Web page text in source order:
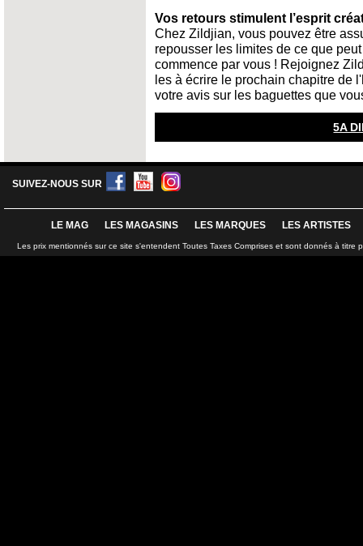
Vos retours stimulent l’esprit
Chez Zildjian, vous pouvez être
repousser les limites de ce que
commence par vous ! Rejoignez
les à écrire le prochain chapitre de
votre avis sur les baguettes que
5A
SUIVEZ-NOUS SUR
LE MAG LES MAGASINS LES MARQUES LES ARTISTES
Les prix mentionnés sur ce site s'entendent Toutes Taxes Comprises et sont donnés à